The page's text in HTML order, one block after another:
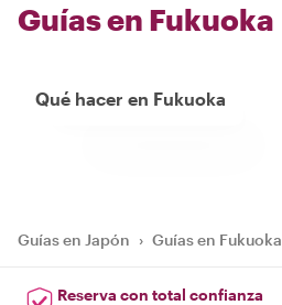
Guías en Fukuoka
Qué hacer en Fukuoka
Guías en Japón › Guías en Fukuoka
Reserva con total confianza